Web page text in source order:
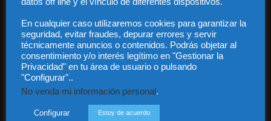
Incluso más noticias
10 agosto, 2026
En cualquier caso utilizaremos cookies para garantizar la
seguridad, evitar fraudes, depurar errores y servir
técnicamente anuncios o contenidos. Podrás objetar al
consentimiento y/o interés legítimo en "Gestionar la
Privacidad" en tu área de usuario o pulsando
"Configurar"..
No venda mi información personal .
Configurar Estoy de acuerdo